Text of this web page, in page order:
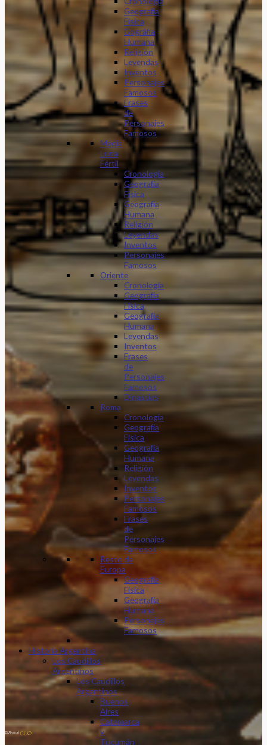
Geografía
Física
Gográfia
Humana
Religión
Leyendas
Inventos
Personajes
Famosos
Frases
de
Personajes
Famosos
Media
Luna
Fértil
Cronología
Geografía
Física
Geografía
Humana
Religión
Leyendas
Inventos
Personajes
Famosos
Oriente
Cronología
Geografía
Física
Geografía
Humana
Leyendas
Inventos
Frases
de
Personajes
Famosos
Dinastias
Roma
Cronología
Geografía
Física
Geografía
Humana
Religión
Leyendas
Inventos
Personajes
Famosos
Frases
de
Personajes
Famosos
Resto de
Europa
Geografía
Física
Geografía
Humana
Personajes
Famosos
Historia Argentina
Los Caudillos
Argentinos
Los Caudillos
Argentinos
Buenos
Aires
Catamarca
y
Tucumán